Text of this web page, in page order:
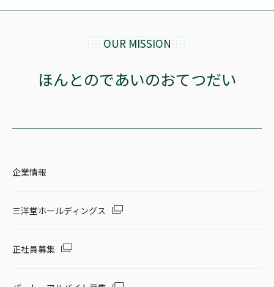
OUR MISSION
ほんとのであいのおてつだい
企業情報
三洋堂ホールディングス
正社員募集